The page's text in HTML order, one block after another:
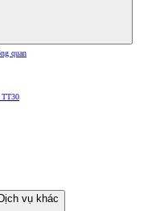
quan
vụ khác